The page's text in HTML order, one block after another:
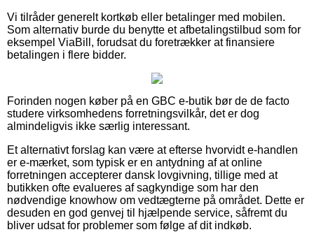
Vi tilråder generelt kortkøb eller betalinger med mobilen.
Som alternativ burde du benytte et afbetalingstilbud som for
eksempel ViaBill, forudsat du foretrækker at finansiere
betalingen i flere bidder.
Forinden nogen køber på en GBC e-butik bør de de facto
studere virksomhedens forretningsvilkår, det er dog
almindeligvis ikke særlig interessant.
Et alternativt forslag kan være at efterse hvorvidt e-handlen
er e-mærket, som typisk er en antydning af at online
forretningen accepterer dansk lovgivning, tillige med at
butikken ofte evalueres af sagkyndige som har den
nødvendige knowhow om vedtægterne på området. Dette er
desuden en god genvej til hjælpende service, såfremt du
bliver udsat for problemer som følge af dit indkøb.